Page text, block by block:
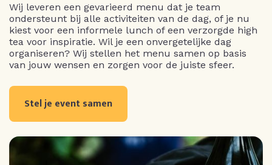
Wij leveren een gevarieerd menu dat je team
ondersteunt bij alle activiteiten van de dag, of je nu
kiest voor een informele lunch of een verzorgde high
tea voor inspiratie. Wil je een onvergetelijke dag
organiseren? Wij stellen het menu samen op basis
van jouw wensen en zorgen voor de juiste sfeer.
Stel je event samen